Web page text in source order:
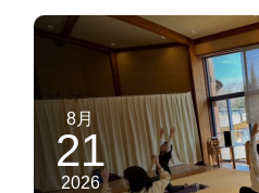
8月
21
2026